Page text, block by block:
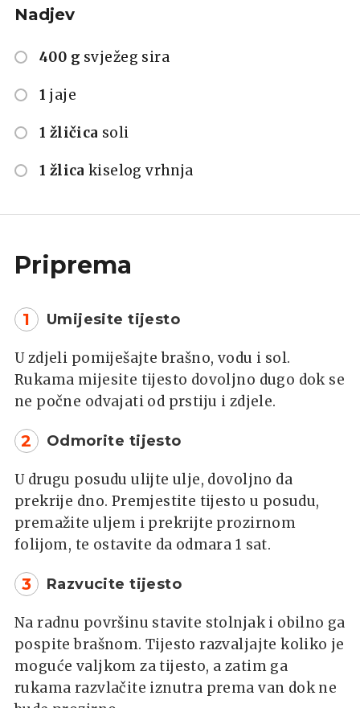
Nadjev
400 g svježeg sira
1 jaje
1 žličica soli
1 žlica kiselog vrhnja
Priprema
1 Umijesite tijesto
U zdjeli pomiješajte brašno, vodu i sol.
Rukama mijesite tijesto dovoljno dugo dok se
ne počne odvajati od prstiju i zdjele.
2 Odmorite tijesto
U drugu posudu ulijte ulje, dovoljno da
prekrije dno. Premjestite tijesto u posudu,
premažite uljem i prekrijte prozirnom
folijom, te ostavite da odmara 1 sat.
3 Razvucite tijesto
Na radnu površinu stavite stolnjak i obilno ga
pospite brašnom. Tijesto razvaljajte koliko je
moguće valjkom za tijesto, a zatim ga
rukama razvlačite iznutra prema van dok ne